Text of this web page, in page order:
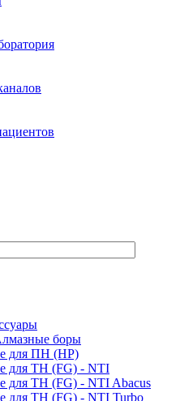
боры
для ПН (HP)
для ТН (FG) - NTI
для ТН (FG) - NTI Abacus
для ТН (FG) - NTI Turbo